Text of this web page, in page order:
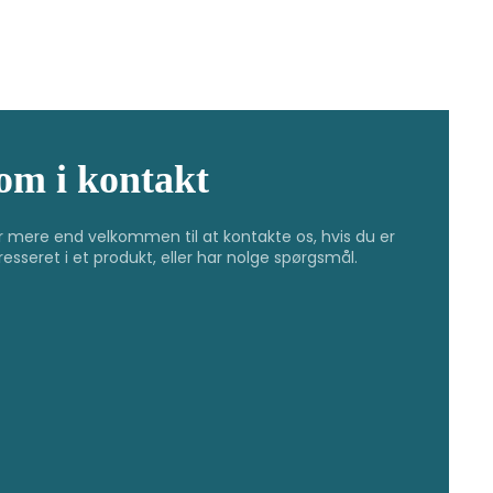
i kontakt
mere end velkommen til at kontakte os, hvis du er
i et produkt, eller har nolge spørgsmål.